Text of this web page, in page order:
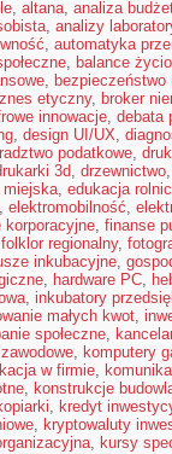
, altana, analiza
, analizy
, automatyka
, balance
, bezpieczeństwo
etyczny, broker
innowacje, debata
, design UI/UX,
podatkowe,
3d, drzewnictwo
miejska, edukacja
, elektromobilność,
korporacyjne, finanse
folklor regionalny,
inkubacyjne,
, hardware PC,
, inkubatory
małych kwot,
społeczne,
, komputery
w firmie,
, konstrukcje
, kredyt
, kryptowaluty
, kursy